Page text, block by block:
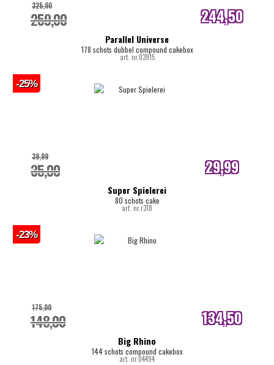
Parallel Universe
178 schots dubbel compound cakebox
art. nr.03915
259,00
325,00 244,50
internetprijs
Super Spielerei
80 schots cake
art. nr.r318
35,00
39,99 29,99
internetprijs
-25%
Big Rhino
144 schots compound cakebox
art. nr.04494
148,00
175,00 134,50
internetprijs
-23%